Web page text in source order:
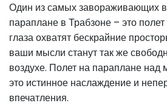
Один из самых завораживающих
параплане в Трабзоне – это
глаза охватят бескрайние
ваши мысли станут так же
воздухе. Полет на параплане над
это истинное наслаждение и
впечатления.